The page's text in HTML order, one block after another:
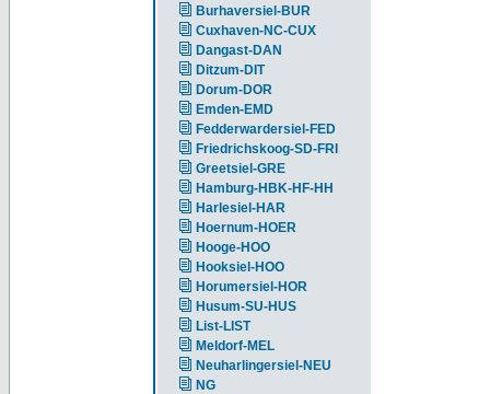
Burhaversiel-BUR
Cuxhaven-NC-CUX
Dangast-DAN
Ditzum-DIT
Dorum-DOR
Emden-EMD
Fedderwardersiel-FED
Friedrichskoog-SD-FRI
Greetsiel-GRE
Hamburg-HBK-HF-HH
Harlesiel-HAR
Hoernum-HOER
Hooge-HOO
Hooksiel-HOO
Horumersiel-HOR
Husum-SU-HUS
List-LIST
Meldorf-MEL
Neuharlingersiel-NEU
NG